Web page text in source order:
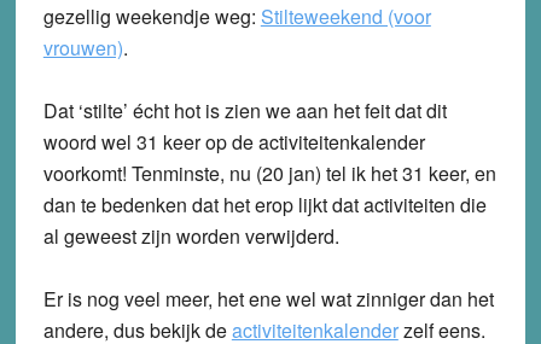
gezellig weekendje weg: Stilteweekend (voor
vrouwen).
Dat ‘stilte’ écht hot is zien we aan het feit dat dit
woord wel 31 keer op de activiteitenkalender
voorkomt! Tenminste, nu (20 jan) tel ik het 31 keer, en
dan te bedenken dat het erop lijkt dat activiteiten die
al geweest zijn worden verwijderd.
Er is nog veel meer, het ene wel wat zinniger dan het
andere, dus bekijk deactiviteitenkalenderzelf eens.